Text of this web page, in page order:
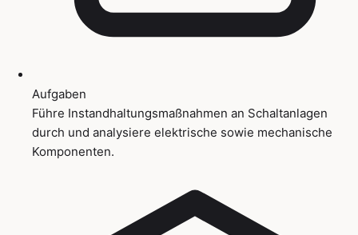
Aufgaben
Führe Instandhaltungsmaßnahmen an Schaltanlagen
durch und analysiere elektrische sowie mechanische
Komponenten.